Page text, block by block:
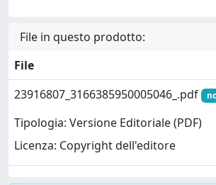
File in questo prodotto:
File
23916807_3166385950005046_.pdf
Tipologia: Versione Editoriale (PDF)
Licenza: Copyright dell'editore